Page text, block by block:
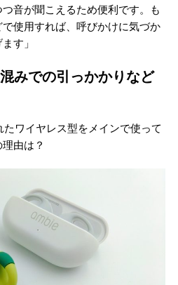
音が聞こえるため便利です。も
使用すれば、呼びかけに気づか
す」
みでの引っかかりなど
ワイヤレス型をメインで使って
由は？